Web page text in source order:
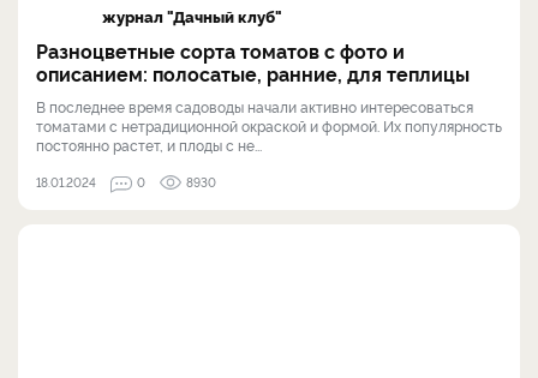
журнал "Дачный клуб"
Разноцветные сорта томатов с фото и
описанием: полосатые, ранние, для теплицы
В последнее время садоводы начали активно интересоваться
томатами с нетрадиционной окраской и формой. Их популярность
постоянно растет, и плоды с не...
18.01.2024 0 8930